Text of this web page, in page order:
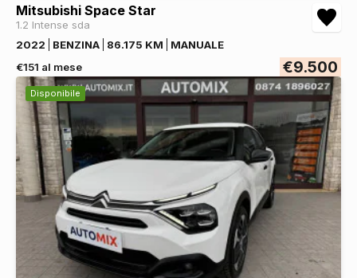
Mitsubishi Space Star
1.2 Intense sda
2022
BENZINA 86.175 KM
MANUALE
€151 al mese
€9.500
Disponibile